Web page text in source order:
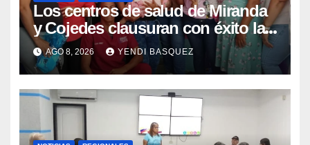
Los centros de salud de Miranda
y Cojedes clausuran con éxito la
Semana Mundial de la Lactancia
Materna
AGO 8, 2026 YENDI BASQUEZ